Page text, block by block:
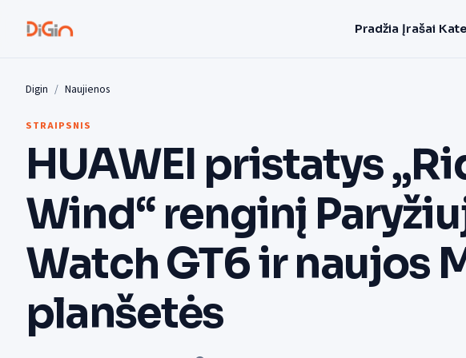
Pradžia Įrašai
Digin Naujienos
STRAIPSNIS
HUAWEI pristatys
Wind“ renginį
Watch GT6 ir naujos
planšetės